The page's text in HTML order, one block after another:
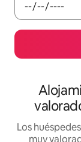
Los
muy